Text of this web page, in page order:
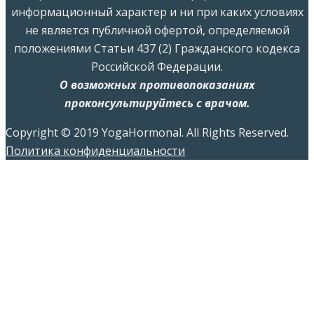
информационный характер и ни при каких условиях
не является публичной офертой, определяемой
положениями Статьи 437 (2) Гражданского кодекса
Российской Федерации.
О возможных противопоказаниях
проконсультируйтесь с врачом.
Copyright © 2019 YogaHormonal. All Rights Reserved.
Политика конфиденциальности